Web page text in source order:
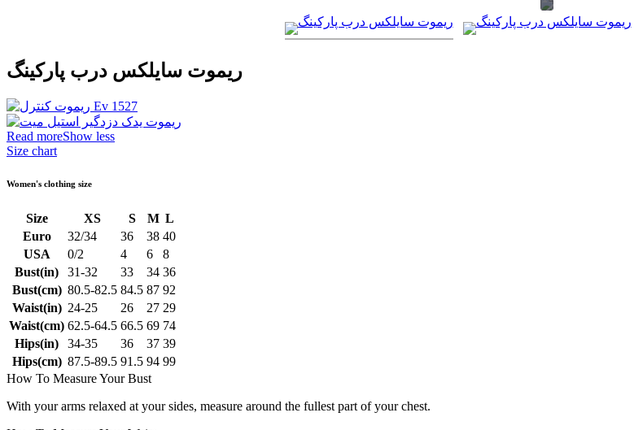
ریموت سایلکس درب پارکینگ
Read moreShow less
Size chart
Women's clothing size
Size XS S M L
Euro
32/34 36 38 40
USA
0/2 4 6
8
Bust(in)
31-32 33 34 36
Bust(cm) 80.5-82.5 84.5 87 92
Waist(in) 24-25 26 27 29
Waist(cm) 62.5-64.5 66.5 69 74
Hips(in)
34-35 36 37 39
Hips(cm) 87.5-89.5 91.5 94 99
How To Measure Your Bust
With your arms relaxed at your sides, measure around the fullest part of your chest.